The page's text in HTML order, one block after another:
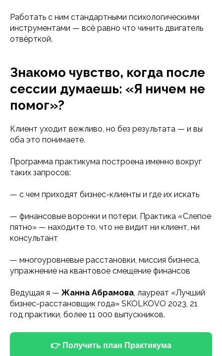
Работать с ним стандартными психологическими
инструментами — всё равно что чинить двигатель
отвёрткой.
Знакомо чувство, когда после
сессии думаешь: «Я ничем не
помог»?
Клиент уходит вежливо, но без результата — и вы
оба это понимаете.
Программа практикума построена именно вокруг
таких запросов:
— с чем приходят бизнес-клиенты и где их искать
— финансовые воронки и потери. Практика «Слепое
пятно» — находите то, что не видит ни клиент, ни
консультант
— многоуровневые расстановки, миссия бизнеса,
упражнение на квантовое смещение финансов
Ведущая я — Жанна Абрамова , лауреат «Лучший
бизнес-расстановщик года» SKOLKOVO 2023, 21
год практики, более 11 000 выпускников.
👉 Получить план Практикума